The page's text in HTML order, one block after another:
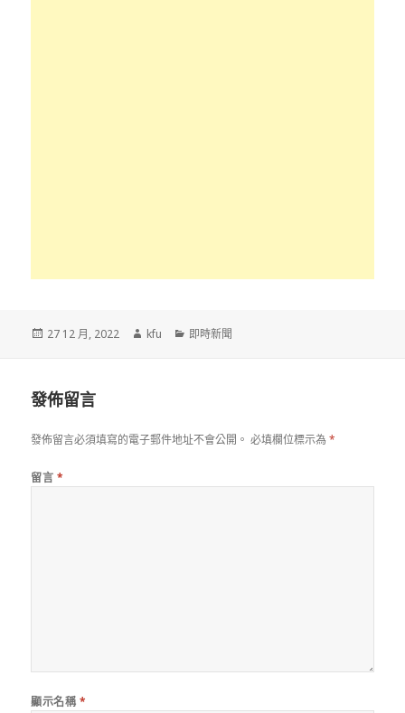
發
27 12 月, 2022
作
kfu
分
即時新聞
發佈留言
發佈留言必須填寫的電子郵件地址不會公開。 必填欄位標示為*
留言 *
顯示名稱 *